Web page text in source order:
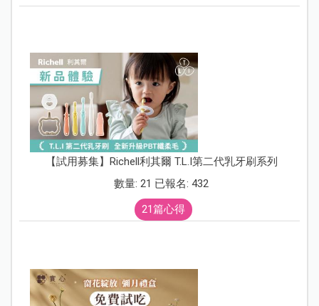
【試用募集】Richell利其爾 T.L.I第二代乳牙刷系列
數量: 21 已報名: 432
21篇心得